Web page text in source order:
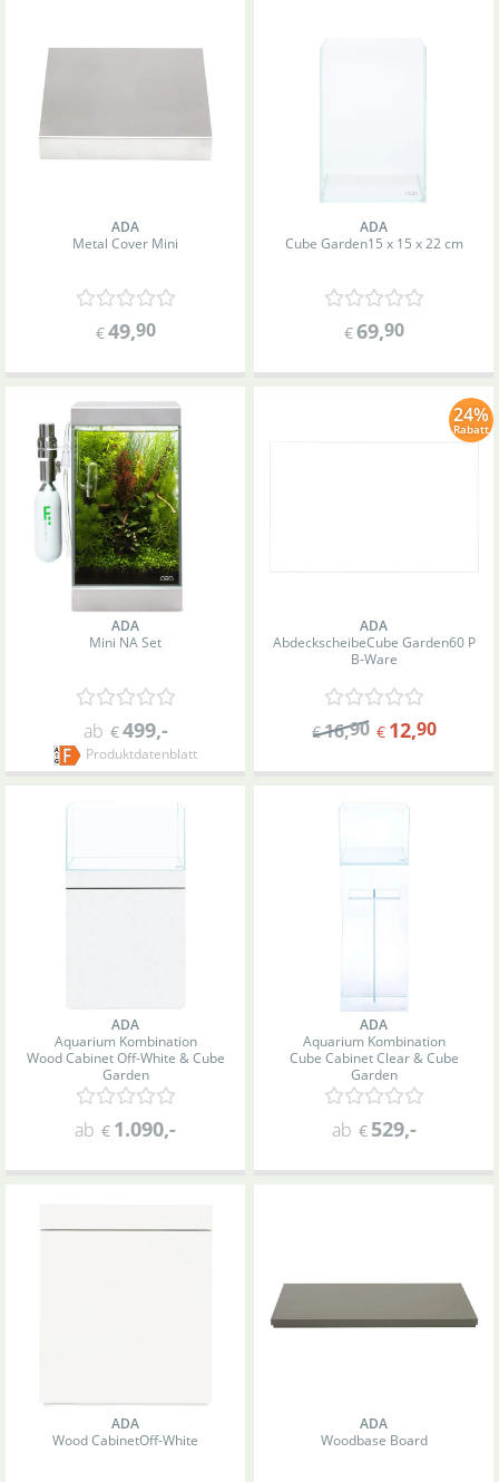
ADA
Metal Cover Mini
€49,90
ADA
Cube Garden15 x 15 x 22 cm
€69,90
ADA
Mini NA Set
ab €499,-
Produktdatenblatt
24%
Rabatt
ADA
AbdeckscheibeCube Garden60 P
B-Ware
€16,90 € 12,90
ADA
Aquarium Kombination
Wood Cabinet Off-White & Cube
Garden
ab € 1.090,-
ADA
Aquarium Kombination
Cube Cabinet Clear & Cube
Garden
ab € 529,-
ADA
Wood CabinetOff-White
ADA
Woodbase Board